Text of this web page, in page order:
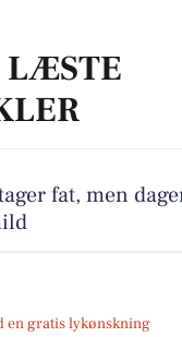
LÆSTE
fat, men
en gratis lykønskning